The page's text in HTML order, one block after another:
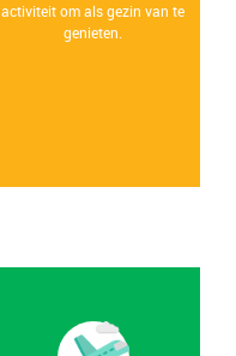
activiteit om als gezin van te
genieten.